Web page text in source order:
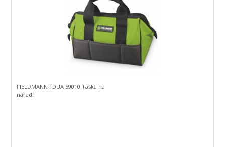
FIELDMANN FDUA 59010 Taška na
nářadí